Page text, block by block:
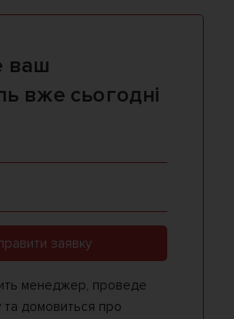
ваш
вже сьогодні
заявку
менеджер, проведе
та домовиться про